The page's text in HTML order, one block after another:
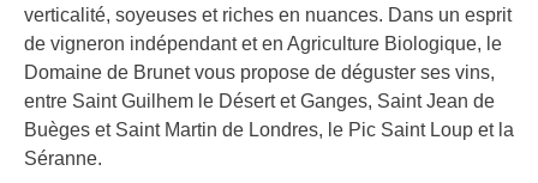
verticalité, soyeuses et riches en nuances. Dans un esprit
de vigneron indépendant et en Agriculture Biologique, le
Domaine de Brunet vous propose de déguster ses vins,
entre Saint Guilhem le Désert et Ganges, Saint Jean de
Buèges et Saint Martin de Londres, le Pic Saint Loup et la
Séranne.